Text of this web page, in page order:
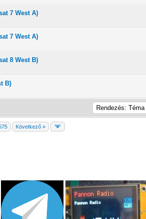
7 West A)
5 átlagban
2345
7 West A)
5 átlagban
2345
8 West B)
5 átlagban
2345
B)
átlagban
2 34
Következő »